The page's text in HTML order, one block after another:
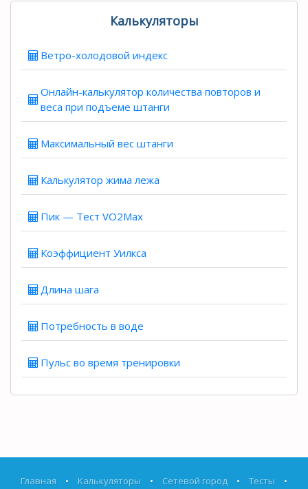
Калькуляторы
Ветро-холодовой индекс
Онлайн-калькулятор количества повторов и
веса при подъеме штанги
Максимальный вес штанги
Калькулятор жима лежа
Пик — Тест VO2Max
Коэффициент Уилкса
Длина шага
Потребность в воде
Пульс во время тренировки
Главная • Калькуляторы • Сетевой город • Тесты
•